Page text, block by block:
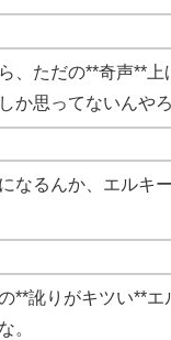
、ただの**奇声**上
か思ってないんやろ
なるんか、エルキ
**訛りがキツい**エ
。